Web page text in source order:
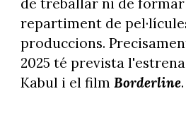
repartiment de
produccions.
2025 té prevista
Kabul i el film Borderline.